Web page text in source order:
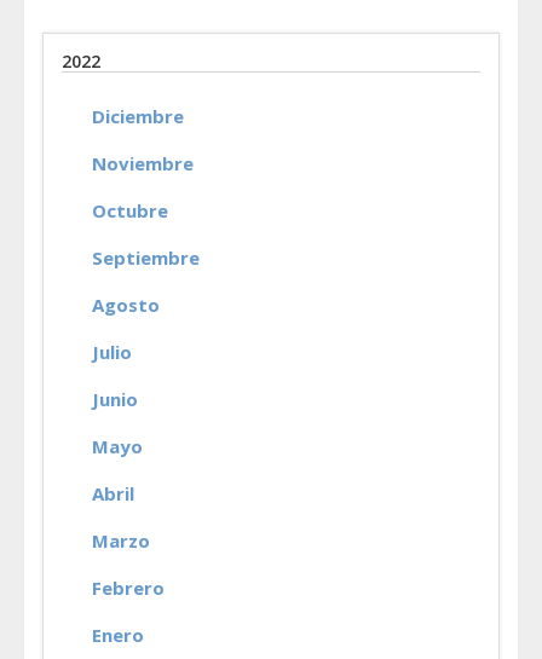
2022
Diciembre
Noviembre
Octubre
Septiembre
Agosto
Julio
Junio
Mayo
Abril
Marzo
Febrero
Enero